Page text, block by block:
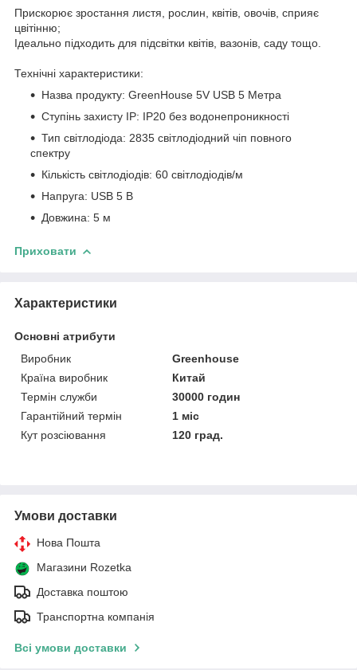
Прискорює зростання листя, рослин, квітів, овочів, сприяє
цвітінню;
Ідеально підходить для підсвітки квітів, вазонів, саду тощо.
Технічні характеристики:
Назва продукту: GreenHouse 5V USB 5 Метра
Ступінь захисту IP: IP20 без водонепроникності
Тип світлодіода: 2835 світлодіодний чіп повного
спектру
Кількість світлодіодів: 60 світлодіодів/м
Напруга: USB 5 В
Довжина: 5 м
Приховати
Характеристики
Основні атрибути
Виробник
Greenhouse
Країна виробник
Китай
Термін служби
30000 годин
Гарантійний термін
1 міс
Кут розсіювання
120 град.
Умови доставки
Нова Пошта
Магазини Rozetka
Доставка поштою
Транспортна компанія
Всі умови доставки